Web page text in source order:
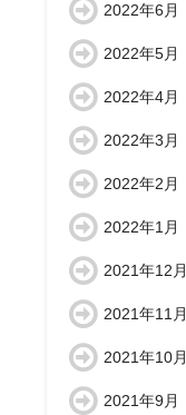
2022年6月
2022年5月
2022年4月
2022年3月
2022年2月
2022年1月
2021年12月
2021年11月
2021年10月
2021年9月